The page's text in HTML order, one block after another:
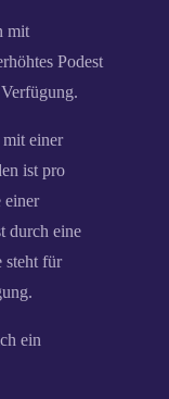
mit
Podest
einer
ist pro
einer
durch eine
steht für
ein